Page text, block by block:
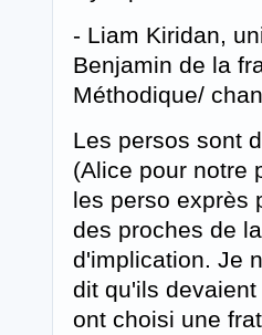
- Liam Kiridan,
Benjamin de la
Méthodique/
Les persos sont
(Alice pour notre
les perso exprès
des proches de
d'implication. Je
dit qu'ils
ont choisi une